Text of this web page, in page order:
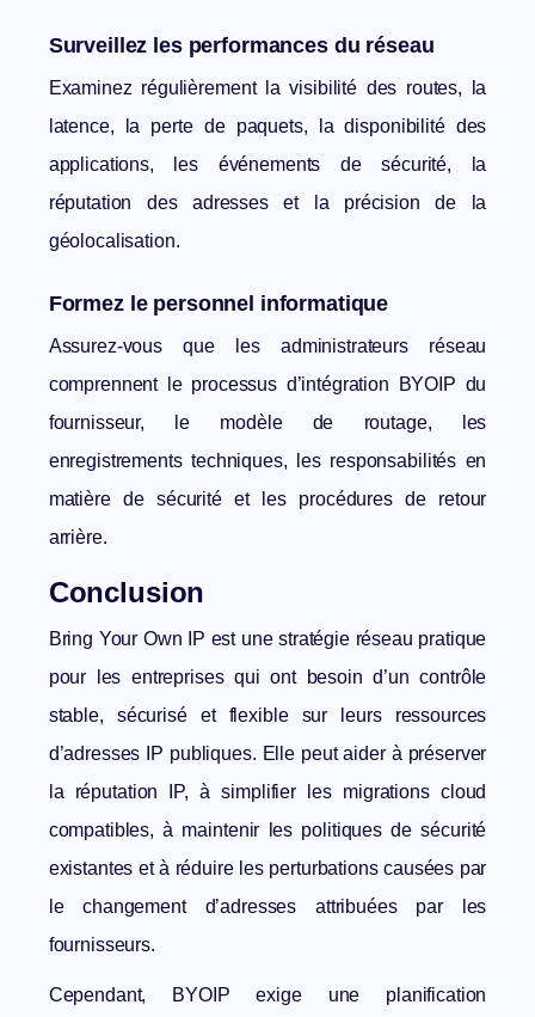
Surveillez les performances du réseau
Examinez régulièrement la visibilité des routes, la
latence, la perte de paquets, la disponibilité des
applications, les événements de sécurité, la
réputation des adresses et la précision de la
géolocalisation.
Formez le personnel informatique
Assurez-vous que les administrateurs réseau
comprennent le processus d’intégration BYOIP du
fournisseur, le modèle de routage, les
enregistrements techniques, les responsabilités en
matière de sécurité et les procédures de retour
arrière.
Conclusion
Bring Your Own IP est une stratégie réseau pratique
pour les entreprises qui ont besoin d’un contrôle
stable, sécurisé et flexible sur leurs ressources
d’adresses IP publiques. Elle peut aider à préserver
la réputation IP, à simplifier les migrations cloud
compatibles, à maintenir les politiques de sécurité
existantes et à réduire les perturbations causées par
le changement d’adresses attribuées par les
fournisseurs.
Cependant, BYOIP exige une planification